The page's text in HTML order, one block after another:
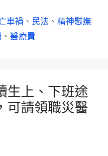
車禍 、 民法 、精神慰撫
、 醫療費
生上、下班途
可請領職災醫